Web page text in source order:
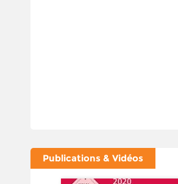
Publications & Vidéos